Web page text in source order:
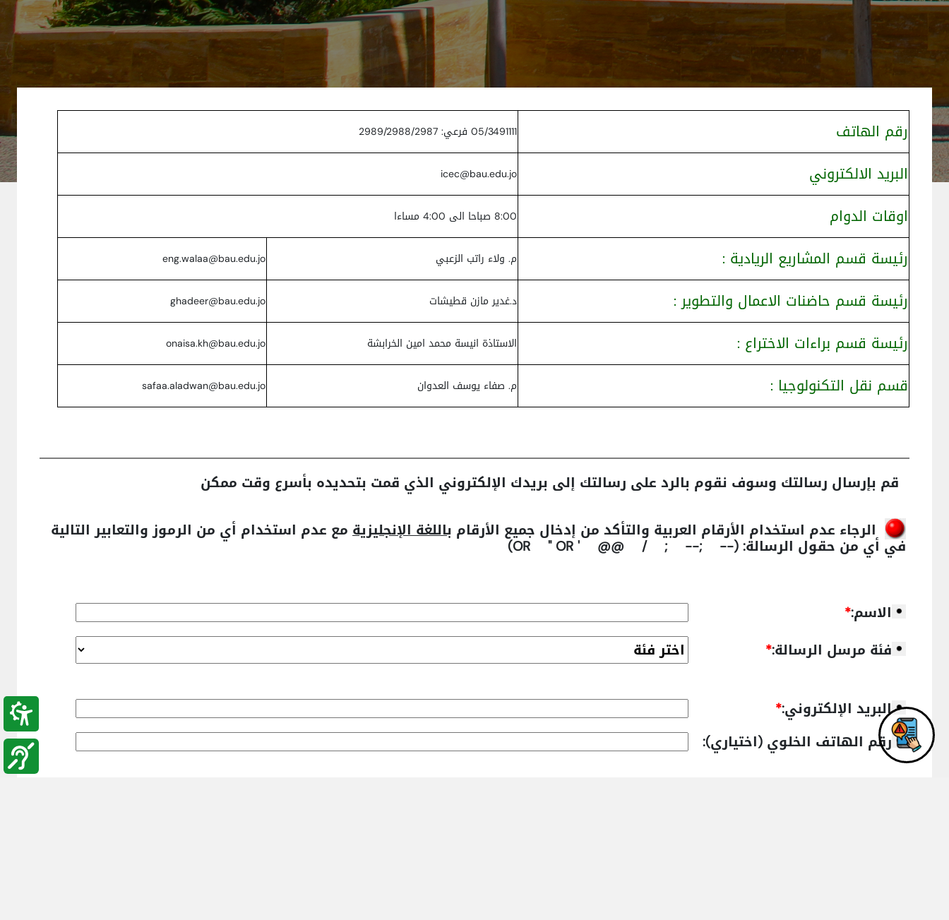
رقم الهاتف 05/3491111 فرعي: 2989/2988/2987
البريد الالكتروني icec@bau.edu.jo
اوقات الدوام 8:00 صباحا الى 4:00 مساءا
رئيسة قسم المشاريع الريادية : م. ولاء راتب الزعبي eng.walaa@bau.edu.jo
رئيسة قسم حاضنات الاعمال والتطوير : د.غدير مازن قطيشات ghadeer@bau.edu.jo
رئيسة قسم براءات الاختراع : الاستاذة انيسة محمد امين الخرابشة onaisa.kh@bau.edu.jo
قسم نقل التكنولوجيا : م. صفاء يوسف العدوان safaa.aladwan@bau.edu.jo
قم بإرسال رسالتك وسوف نقوم بالرد على رسالتك إلى بريدك الإلكتروني الذي قمت بتحديده بأسرع وقت ممكن
الرجاء عدم استخدام الأرقام العربية والتأكد من إدخال جميع الأرقام باللغة الإنجليزية مع عدم استخدام أي من الرموز والتعابير التالية
في أي من حقول الرسالة:(-- ;-- ; / @@ ' OR " OR)
الاسم:*
فئة مرسل الرسالة:*
البريد الإلكتروني:*
رقم الهاتف الخلوي (اختياري):